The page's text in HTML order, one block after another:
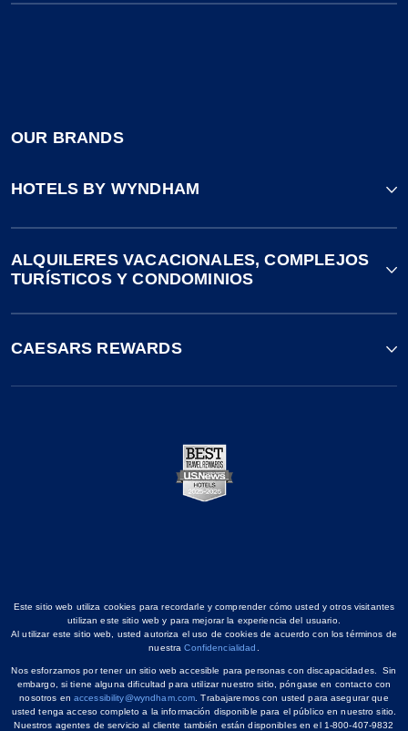
OUR BRANDS
HOTELS BY WYNDHAM
ALQUILERES VACACIONALES, COMPLEJOS
TURÍSTICOS Y CONDOMINIOS
CAESARS REWARDS
Este sitio web utiliza cookies para recordarle y comprender cómo usted y otros visitantes
utilizan este sitio web y para mejorar la experiencia del usuario.
Al utilizar este sitio web, usted autoriza el uso de cookies de acuerdo con los términos de
nuestraConfidencialidad
Nos esforzamos por tener un sitio web accesible para personas con discapacidades. Sin
embargo, si tiene alguna dificultad para utilizar nuestro sitio, póngase en contacto con
nosotros en accessibility@wyndham.com . Trabajaremos con usted para asegurar que
usted tenga acceso completo a la información disponible para el público en nuestro sitio.
Nuestros agentes de servicio al cliente también están disponibles en el 1-800-407-9832